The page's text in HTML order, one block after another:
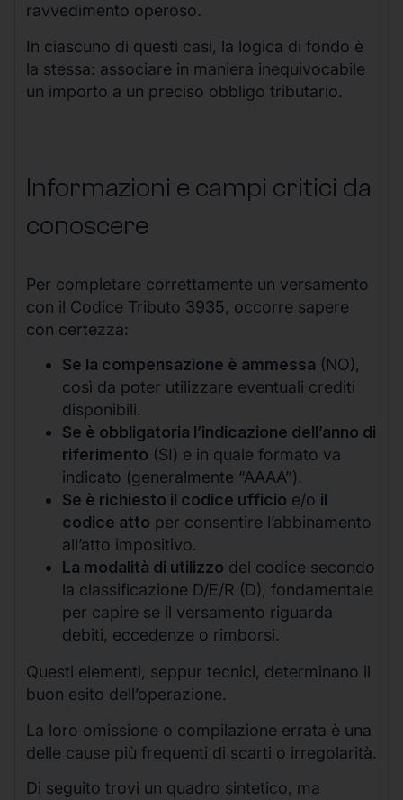
ravvedimento operoso.
In ciascuno di questi casi, la logica di fondo è
la stessa: associare in maniera inequivocabile
un importo a un preciso obbligo tributario.
Informazioni e campi critici da
conoscere
Per completare correttamente un versamento
con il Codice Tributo 3935, occorre sapere
con certezza:
Se la compensazione è ammessa (NO),
così da poter utilizzare eventuali crediti
disponibili.
Se è obbligatoria l’indicazione dell’anno di
riferimento (SI) e in quale formato va
indicato (generalmente “AAAA”).
Se è richiesto il codice ufficio e/o il
codice atto per consentire l’abbinamento
all’atto impositivo.
La modalità di utilizzo del codice secondo
la classificazione D/E/R (D), fondamentale
per capire se il versamento riguarda
debiti, eccedenze o rimborsi.
Questi elementi, seppur tecnici, determinano il
buon esito dell’operazione.
La loro omissione o compilazione errata è una
delle cause più frequenti di scarti o irregolarità.
Di seguito trovi un quadro sintetico, ma